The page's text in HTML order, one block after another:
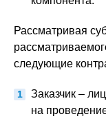
Рассматривая
следующие
Заказчик –
на